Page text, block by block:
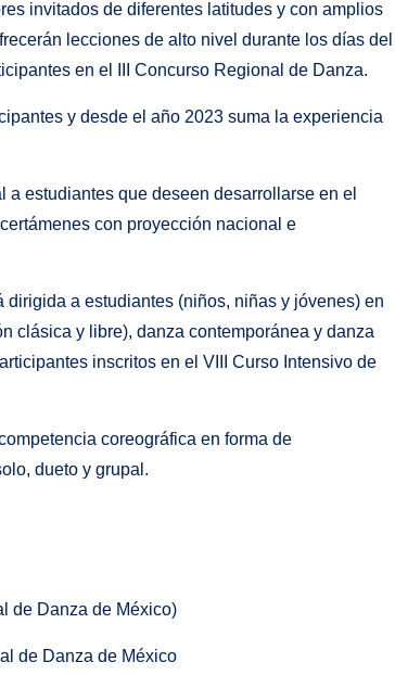
invitados de diferentes latitudes y con amplios
lecciones de alto nivel durante los días del
en el III Concurso Regional de Danza.
y desde el año 2023 suma la experiencia
estudiantes que deseen desarrollarse en el
con proyección nacional e
a estudiantes (niños, niñas y jóvenes) en
clásica y libre), danza contemporánea y danza
inscritos en el VIII Curso Intensivo de
coreográfica en forma de
dueto y grupal.
de Danza de México)
de Danza de México